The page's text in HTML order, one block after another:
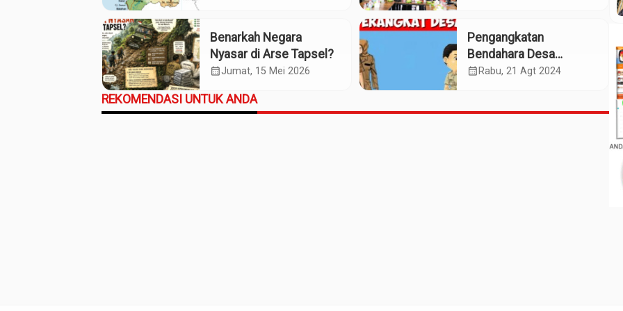
Benarkah Negara
Nyasar di Arse Tapsel?
calendar_monthJumat, 15 Mei 2026
Pengangkatan
Bendahara Desa
Hutabaringin Julu
calendar_month Rabu, 21 Agt 2024
REKOMENDASI UNTUK ANDA